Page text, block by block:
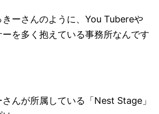
ーさんのように、You Tubereや
を多く抱えている事務所なんです
んが所属している「Nest Stage」